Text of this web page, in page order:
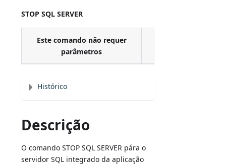
STOP SQL SERVER
Este comando não requer
parâmetros
Histórico
Descrição
O comando STOP SQL SERVER pára o
servidor SQL integrado da aplicação